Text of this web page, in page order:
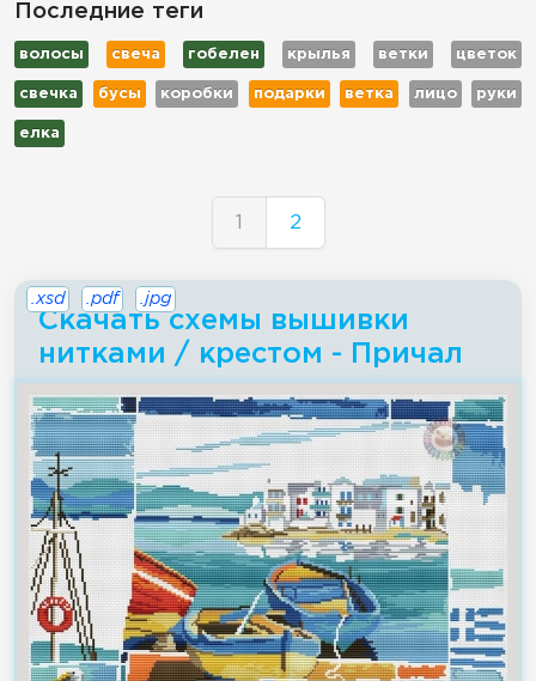
Последние теги
волосы свеча гобелен крылья ветки цветок
свечка бусы коробки подарки ветка лицо руки
елка
1 2
Скачать схемы вышивки
нитками / крестом - Причал
.xsd .pdf .jpg